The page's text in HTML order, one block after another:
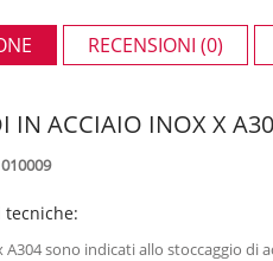
RECENSIONI (0)
IN ACCIAIO INOX X
A304 sono indicati allo stoccaggio di